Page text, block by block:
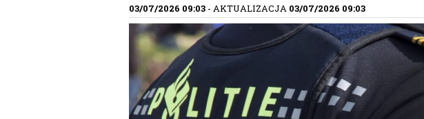
03/07/2026 09:03 - AKTUALIZACJA 03/07/2026 09:03